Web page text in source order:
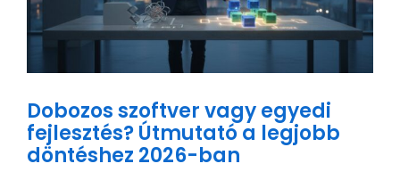
Dobozos szoftver vagy egyedi
fejlesztés? Útmutató a legjobb
döntéshez 2026-ban